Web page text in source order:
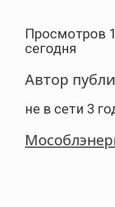
Просмотров
сегодня
Автор
не в сети 3